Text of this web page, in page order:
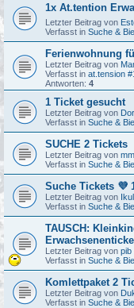
1x At.tention
Letzter Beitrag von
Verfasst in Suche &
Ferienwohnung
Letzter Beitrag von
Verfasst in at.tension
Antworten: 4
1 Ticket gesucht
Letzter Beitrag von
Verfasst in Suche &
SUCHE 2 Tickets
Letzter Beitrag von
Verfasst in Suche &
Suche Tickets 💜
Letzter Beitrag von
Verfasst in Suche &
TAUSCH:
Letzter Beitrag von pib
Verfasst in Suche &
Komlettpaket 2
Letzter Beitrag von
Verfasst in Suche &